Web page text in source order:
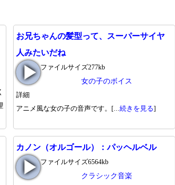
お兄ちゃんの髪型って、スーパーサイヤ
人みたいだね
ファイルサイズ277kb
女の子のボイス
詳細
アニメ風な女の子の音声です。[... 続きを見る]
カノン（オルゴール）：パッヘルベル
ファイルサイズ6564kb
クラシック音楽